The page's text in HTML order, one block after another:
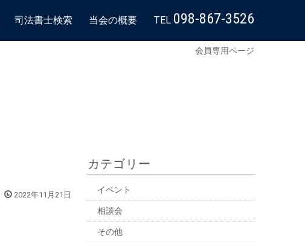
司法書士検索 当会の概要 TEL 098-867-3526
会員専用ページ
2022年11月21日
カテゴリー
イベント
相談会
その他